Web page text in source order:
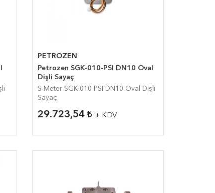
PETROZEN
Petrozen SGK-010-PSI DN10 Oval
Dişli Sayaç
S-Meter SGK-010-PSI DN10 Oval Dişli
Sayaç
29.723,54 + KDV